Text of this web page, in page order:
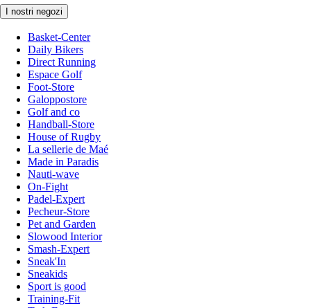
I nostri negozi
Basket-Center
Daily Bikers
Direct Running
Espace Golf
Foot-Store
Galoppostore
Golf and co
Handball-Store
House of Rugby
La sellerie de Maé
Made in Paradis
Nauti-wave
On-Fight
Padel-Expert
Pecheur-Store
Pet and Garden
Slowood Interior
Smash-Expert
Sneak'In
Sneakids
Sport is good
Training-Fit